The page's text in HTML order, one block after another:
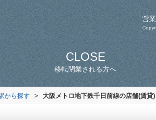
営
CLOSE
移転閉業される方へ
から探す > 大阪メトロ地下鉄千日前線の店舗(賃貸)